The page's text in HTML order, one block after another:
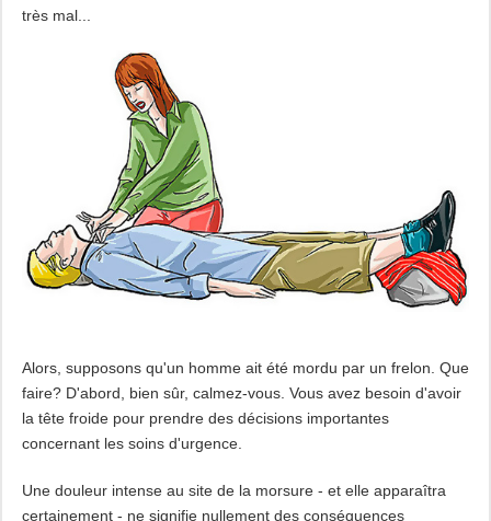
très mal...
Alors, supposons qu'un homme ait été mordu par un frelon. Que
faire? D'abord, bien sûr, calmez-vous. Vous avez besoin d'avoir
la tête froide pour prendre des décisions importantes
concernant les soins d'urgence.
Une douleur intense au site de la morsure - et elle apparaîtra
certainement - ne signifie nullement des conséquences